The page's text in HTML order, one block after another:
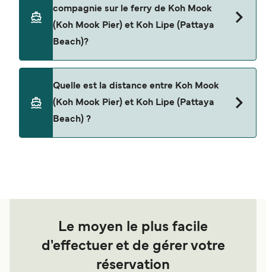
ferry entre Koh Mook (Koh Mook Pier) et Koh Lipe
(Pattaya Beach).
compagnie sur le ferry de Koh Mook
(Koh Mook Pier) et Koh Lipe (Pattaya
Beach)?
Koh Mook (Koh Mook Pier) et Koh Lipe (Pattaya
Beach).
Quelle est la distance entre Koh Mook
(Koh Mook Pier) et Koh Lipe (Pattaya
Beach) ?
Le moyen le plus facile
d'effectuer et de gérer votre
réservation